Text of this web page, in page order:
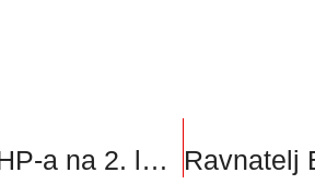
Sudjelovanje EIHP-a na 2. lokalnoj konferenciji u sklopu COASTENERGY projekta